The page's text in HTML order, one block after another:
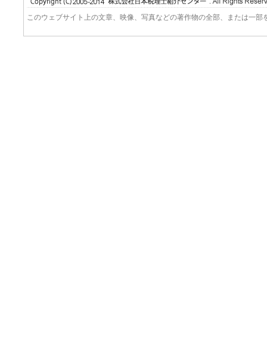
このウェブサイト上の文章、映像、写真などの著作物の全部、または一